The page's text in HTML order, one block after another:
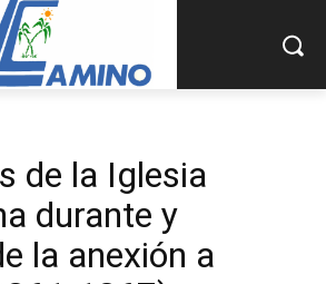
de la Iglesia
durante y
la anexión a